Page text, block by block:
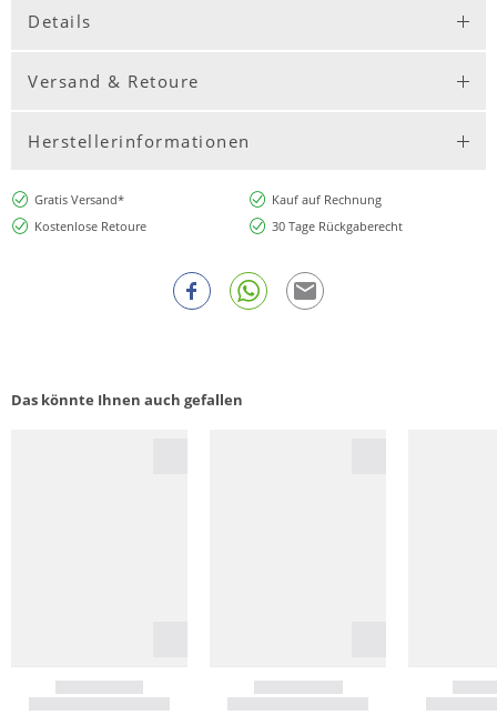
Details
Versand & Retoure
Herstellerinformationen
Gratis Versand*
Kauf auf Rechnung
Kostenlose Retoure
30 Tage Rückgaberecht
Das könnte Ihnen auch gefallen